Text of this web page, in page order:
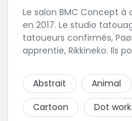
Le salon BMC Concept
en 2017. Le studio
tatoueurs confirmés,
apprentie, Rikkineko. Ils
souhaitant se faire
projet entièrement personnalisé. Une
présente en Guest
salon.
Abstrait Animal
Cartoon
Dot work